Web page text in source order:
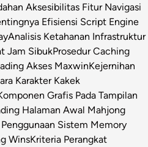
Aksesibilitas Fitur Navigasi
Efisiensi Script Engine
Analisis Ketahanan Infrastruktur
Jam SibukProsedur Caching
Akses MaxwinKejernihan
Karakter Kakek
Grafis Pada Tampilan
Halaman Awal Mahjong
Penggunaan Sistem Memory
WinsKriteria Perangkat